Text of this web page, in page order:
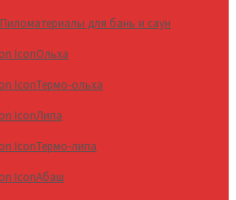
Пиломатериалы для бань и саун
Ольха
Термо-ольха
Липа
Термо-липа
Абаш